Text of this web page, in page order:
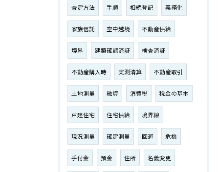
査定方法 手順 相続登記 義務化
家族信託 空中越境 不動産供給
境界 建築確認済証 検査済証
不動産購入時 実測清算 不動産取引
土地測量 融資 消費税 税金の基本
戸建住宅 住宅供給 境界線
現況測量 確定測量 回避 危機
手付金 預金 住所 名義変更